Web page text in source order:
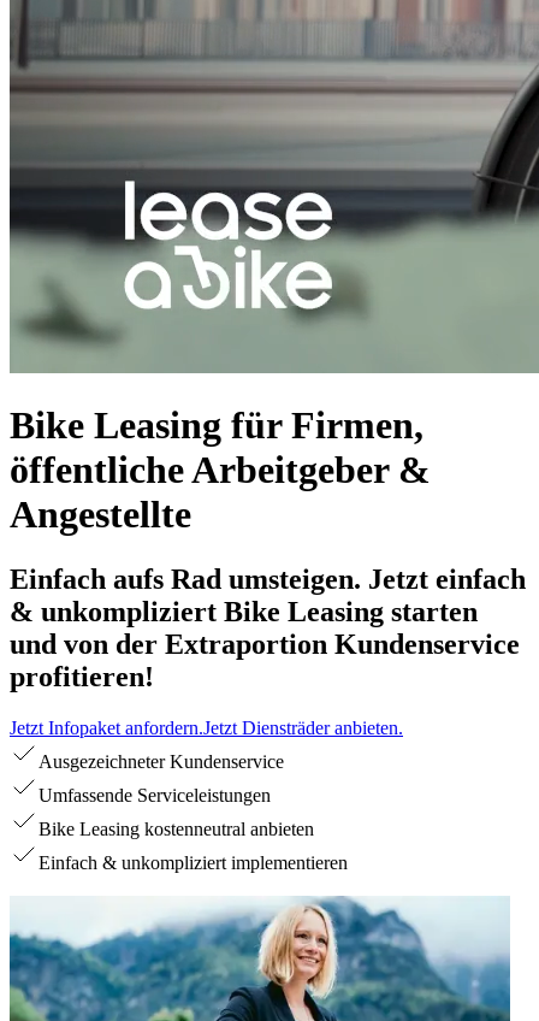
Bike Leasing für Firmen,
öffentliche Arbeitgeber &
Angestellte
Einfach aufs Rad umsteigen. Jetzt einfach
& unkompliziert Bike Leasing starten
und von der Extraportion Kundenservice
profitieren!
Jetzt Infopaket anfordern.Jetzt Diensträder anbieten.
Ausgezeichneter Kundenservice
Umfassende Serviceleistungen
Bike Leasing kostenneutral anbieten
Einfach & unkompliziert implementieren